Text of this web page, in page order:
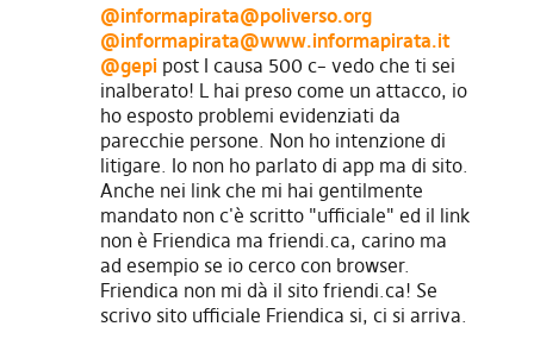
@informapirata@poliverso.org
@informapirata@www.informapirata.it
@gepi post I causa 500 c– vedo che ti sei
inalberato! L hai preso come un attacco, io
ho esposto problemi evidenziati da
parecchie persone. Non ho intenzione di
litigare. Io non ho parlato di app ma di sito.
Anche nei link che mi hai gentilmente
mandato non c'è scritto "ufficiale" ed il link
non è Friendica ma friendi.ca, carino ma
ad esempio se io cerco con browser.
Friendica non mi dà il sito friendi.ca! Se
scrivo sito ufficiale Friendica si, ci si arriva.